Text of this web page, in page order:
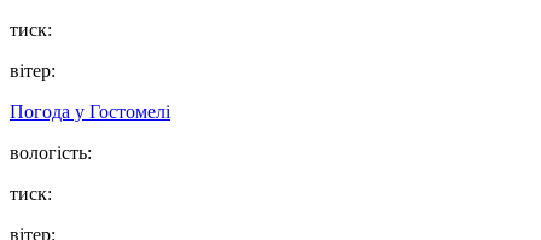
тиск:
вітер:
Погода у Гостомелі
вологість:
тиск:
вітер: